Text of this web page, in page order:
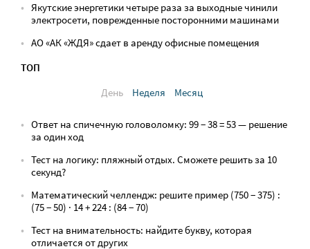
Якутские энергетики четыре раза за выходные чинили
электросети, поврежденные посторонними машинами
АО «АК «ЖДЯ» сдает в аренду офисные помещения
ТОП
День
Неделя Месяц
Ответ на спичечную головоломку: 99 − 38 = 53 — решение
за один ход
Тест на логику: пляжный отдых. Сможете решить за 10
секунд?
Математический челлендж: решите пример (750 − 375) :
(75 − 50) · 14 + 224 : (84 − 70)
Тест на внимательность: найдите букву, которая
отличается от других